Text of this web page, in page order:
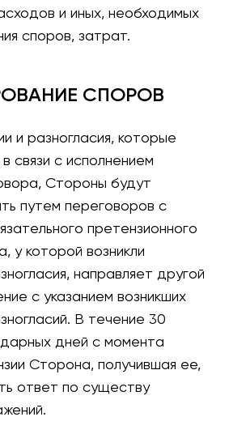
и иных, необходимых
споров, затрат.
СПОРОВ
и разногласия, которые
связи с исполнением
Стороны будут
путем переговоров с
претензионного
у которой возникли
направляет другой
с указанием возникших
В течение 30
дней с момента
Сторона, получившая ее,
ответ по существу